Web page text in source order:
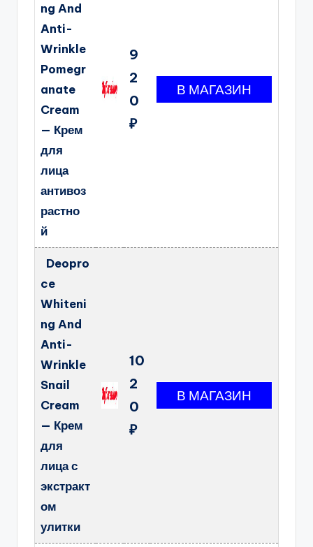
ng And
Anti-
Wrinkle
Pomegr
anate
Cream
— Крем
для
лица
антивоз
растно
й
9
2
0
₽
Deopro
ce
Whiteni
ng And
Anti-
Wrinkle
Snail
Cream
— Крем
для
лица с
экстракт
ом
улитки
10
2
0
₽